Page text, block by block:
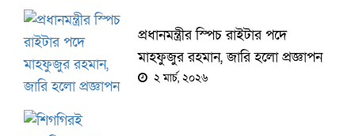
প্রধানমন্ত্রীর স্পিচ রাইটার পদে
মাহফুজুর রহমান, জারি হলো প্রজ্ঞাপন
২ মার্চ, ২০২৬